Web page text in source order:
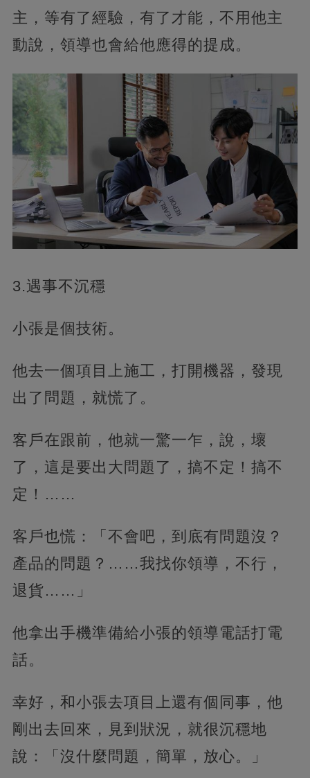
主，等有了經驗，有了才能，不用他主
動說，領導也會給他應得的提成。
3.遇事不沉穩
小張是個技術。
他去一個項目上施工，打開機器，發現
出了問題，就慌了。
客戶在跟前，他就一驚一乍，說，壞
了，這是要出大問題了，搞不定！搞不
定！……
客戶也慌：「不會吧，到底有問題沒？
產品的問題？……我找你領導，不行，
退貨……」
他拿出手機準備給小張的領導電話打電
話。
幸好，和小張去項目上還有個同事，他
剛出去回來，見到狀況，就很沉穩地
說：「沒什麼問題，簡單，放心。」